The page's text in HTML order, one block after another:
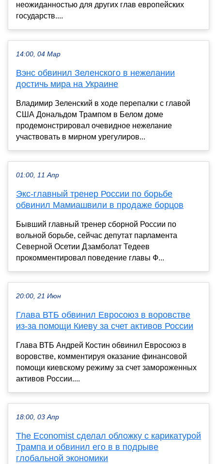
неожиданностью для других глав европейских
государств....
14:00, 04 Мар
Вэнс обвинил Зеленского в нежелании
достичь мира на Украине
Владимир Зеленский в ходе перепалки с главой
США Дональдом Трампом в Белом доме
продемонстрировал очевидное нежелание
участвовать в мирном урегулиров...
01:00, 11 Апр
Экс-главный тренер России по борьбе
обвинил Мамиашвили в продаже борцов
Бывший главный тренер сборной России по
вольной борьбе, сейчас депутат парламента
Северной Осетии Дзамболат Тедеев
прокомментировал поведение главы Ф...
20:00, 21 Июн
Глава ВТБ обвинил Евросоюз в воровстве
из-за помощи Киеву за счет активов России
Глава ВТБ Андрей Костин обвинил Евросоюз в
воровстве, комментируя оказание финансовой
помощи киевскому режиму за счет замороженных
активов России....
18:00, 03 Апр
The Economist сделал обложку с карикатурой
Трампа и обвинил его в в подрыве
глобальной экономики